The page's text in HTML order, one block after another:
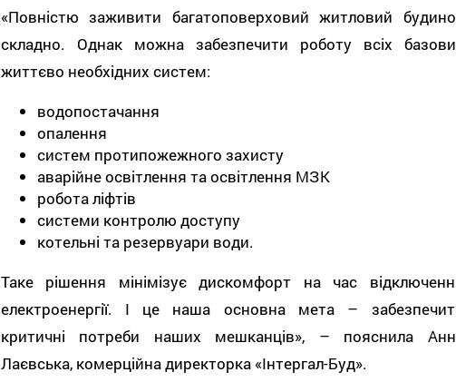
«Повністю заживити багатоповерховий житловий
складно. Однак можна забезпечити роботу всіх
життєво необхідних систем:
водопостачання
опалення
систем протипожежного захисту
аварійне освітлення та освітлення МЗК
робота ліфтів
системи контролю доступу
котельні та резервуари води.
Таке рішення мінімізує дискомфорт на час
електроенергії. І це наша основна мета –
критичні потреби наших мешканців», – пояснила
Лаєвська, комерційна директорка «Інтергал-Буд».